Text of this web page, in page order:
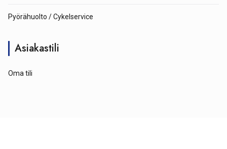
Pyörähuolto / Cykelservice
Asiakastili
Oma tili